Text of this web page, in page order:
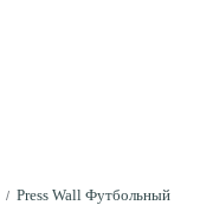
/ Press Wall Футбольный